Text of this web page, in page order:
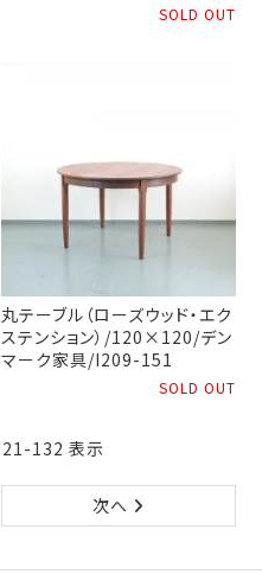
SOLD OUT
丸テーブル（ローズウッド・エク
ステンション）/120×120/デン
マーク家具/I209-151
SOLD OUT
132 表示
次へ